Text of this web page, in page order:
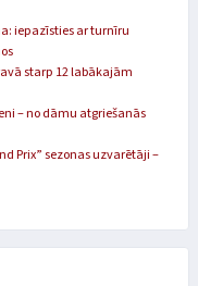
iepazīsties ar turnīru
starp 12 labākajām
– no dāmu atgriešanās
Prix” sezonas uzvarētāji –